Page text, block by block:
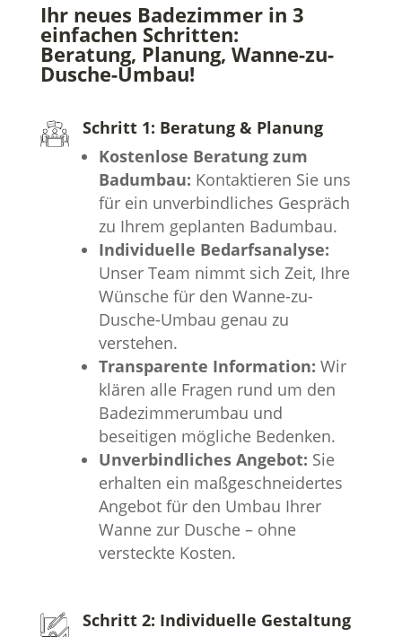
Ihr neues Badezimmer in 3
einfachen Schritten:
Beratung, Planung, Wanne-zu-
Dusche-Umbau!
Schritt 1: Beratung & Planung
Kostenlose Beratung zum
Badumbau: Kontaktieren Sie uns
für ein unverbindliches Gespräch
zu Ihrem geplanten Badumbau.
Individuelle Bedarfsanalyse:
Unser Team nimmt sich Zeit, Ihre
Wünsche für den Wanne-zu-
Dusche-Umbau genau zu
verstehen.
Transparente Information: Wir
klären alle Fragen rund um den
Badezimmerumbau und
beseitigen mögliche Bedenken.
Unverbindliches Angebot: Sie
erhalten ein maßgeschneidertes
Angebot für den Umbau Ihrer
Wanne zur Dusche – ohne
versteckte Kosten.
Schritt 2: Individuelle Gestaltung